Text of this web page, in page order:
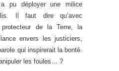
pu déployer une milice
Il faut dire qu’avec
protecteur de la Terre, la
envers les justiciers,
qui inspirerait la bonté.
les foules… ?